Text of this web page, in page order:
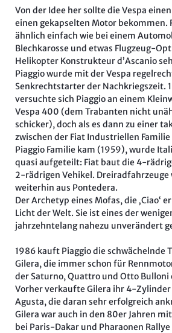
Von der Idee her sollte die Vespa
einen gekapselten Motor bekommen.
ähnlich einfach wie bei einem
Blechkarosse und etwas Flugzeug-
Helikopter Konstrukteur d’Ascanio
Piaggio wurde mit der Vespa
Senkrechtstarter der Nachkriegszeit.
versuchte sich Piaggio an einem
Vespa 400 (dem Trabanten nicht
schicker), doch als es dann zu einer
zwischen der Fiat Industriellen
Piaggio Familie kam (1959), wurde
quasi aufgeteilt: Fiat baut die 4-
2-rädrigen Vehikel. Dreiradfahrzeuge
weiterhin aus Pontedera.
Der Archetyp eines Mofas, die ‚Ciao‘
Licht der Welt. Sie ist eines der
jahrzehntelang nahezu unverändert
1986 kauft Piaggio die schwächelnde
Gilera, die immer schon für
der Saturno, Quattro und Otto Bulloni
Vorher verkaufte Gilera ihr 4-Zylinder
Agusta, die daran sehr erfolgreich
Gilera war auch in den 80er Jahren
bei Paris-Dakar und Pharaonen